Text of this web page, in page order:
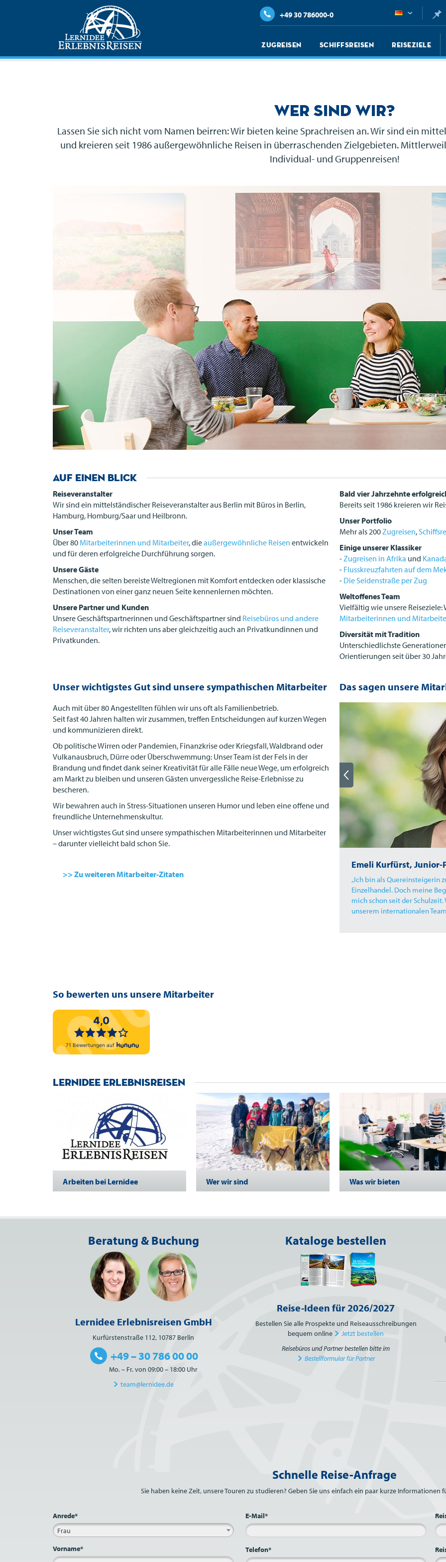
+49 30 786000-0
Zugreisen Schiffsreisen Reiseziele
Wer sind wir?
Lassen Sie sich nicht vom Namen beirren: Wir bieten keine Sprachreisen an. Wir sind ein
und kreieren seit 1986 außergewöhnliche Reisen in überraschenden Zielgebieten.
Individual- und Gruppenreisen!
Auf einen Blick
Reiseveranstalter
Wir sind ein mittelständischer Reiseveranstalter aus Berlin mit Büros in Berlin,
Hamburg, Homburg/Saar und Heilbronn.
Unser Team
Über 80 Mitarbeiterinnen und Mitarbeiter, dieaußergewöhnliche Reisen entwickeln
und für deren erfolgreiche Durchführung sorgen.
Unsere Gäste
Menschen, die selten bereiste Weltregionen mit Komfort entdecken oder klassische
Destinationen von einer ganz neuen Seite kennenlernen möchten.
Unsere Partner und Kunden
Unsere Geschäftspartnerinnen und Geschäftspartner sind Reisebüros und andere
Reiseveranstalter, wir richten uns aber gleichzeitig auch an Privatkundinnen und
Privatkunden.
Bald vier Jahrzehnte
Bereits seit 1986 kreieren wir
Unser Portfolio
Mehr als 200Zugreisen,
Einige unserer Klassiker
-Zugreisen in Afrika und
- Flusskreuzfahrten auf dem
- Die Seidenstraße per Zug
Weltoffenes Team
Vielfältig wie unsere Reiseziele:
Mitarbeiterinnen und
Diversität mit Tradition
Unterschiedlichste
Orientierungen seit über 30
Unser wichtigstes Gut sind unsere sympathischen Mitarbeiter
Auch mit über 80 Angestellten fühlen wir uns oft als Familienbetrieb.
Seit fast 40 Jahren halten wir zusammen, treffen Entscheidungen auf kurzen Wegen
und kommunizieren direkt.
Ob politische Wirren oder Pandemien, Finanzkrise oder Kriegsfall, Waldbrand oder
Vulkanausbruch, Dürre oder Überschwemmung: Unser Team ist der Fels in der
Brandung und findet dank seiner Kreativität für alle Fälle neue Wege, um erfolgreich
am Markt zu bleiben und unseren Gästen unvergessliche Reise-Erlebnisse zu
bescheren.
Wir bewahren auch in Stress-Situationen unseren Humor und leben eine offene und
freundliche Unternehmenskultur.
Unser wichtigstes Gut sind unsere sympathischen Mitarbeiterinnen und Mitarbeiter
– darunter vielleicht bald schon Sie.
Das sagen unsere
„Ich hatte hier im Jahr 2000 einen Job als studentische Aushilfe: Datenerfassung.
Emeli Kurfürst,
„Ich bin als Quereinsteigerin
Einzelhandel. Doch meine
mich schon seit der
unserem internationalen
>> Zu weiteren Mitarbeiter-Zitaten
So bewerten uns unsere Mitarbeiter
Lernidee Erlebnisreisen
Arbeiten bei Lernidee Wer wir sind Was wir bieten
Beratung & Buchung
Lernidee Erlebnisreisen GmbH
Kurfürstenstraße 112, 10787 Berlin
+49 – 30 786 00 00
Mo. – Fr. von 09:00 – 18:00 Uhr
team@lernidee.de
Kataloge bestellen
Reise-Ideen für 2026/2027
Bestellen Sie alle Prospekte und Reiseausschreibungen
bequem online
Jetzt bestellen
Reisebüros und Partner bestellen bitte im
Bestellformular für Partner
Schnelle Reise-Anfrage
Sie haben keine Zeit, unsere Touren zu studieren? Geben Sie uns einfach ein paar kurze Informationen
Anrede*
Frau
Vorname*
E-Mail*
Telefon*